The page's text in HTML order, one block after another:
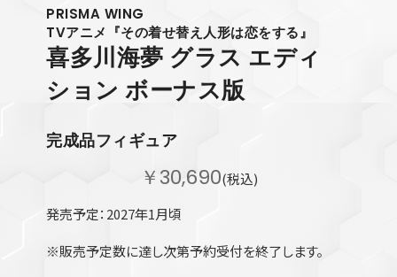
PRISMA WING
TVアニメ『その着せ替え人形は恋をする』
喜多川海夢 グラス エディ
ション ボーナス版
完成品フィギュア
￥30,690(税込)
発売予定：2027年1月頃
※販売予定数に達し次第予約受付を終了します。